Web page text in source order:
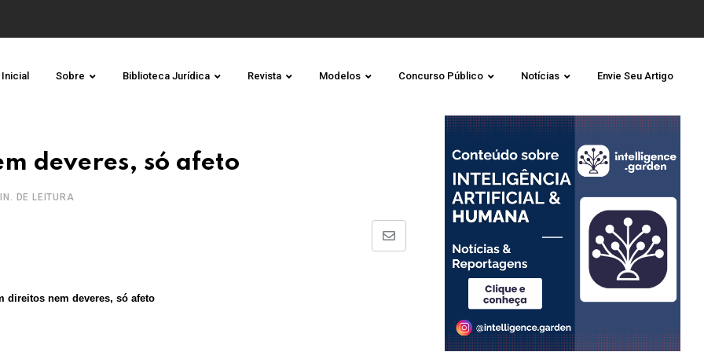
Sobre Biblioteca Jurídica Revista Modelos Concurso Público Notícias Envie Seu Artigo
deveres, só afeto
DE LEITURA
Share
direitos nem deveres, só afeto